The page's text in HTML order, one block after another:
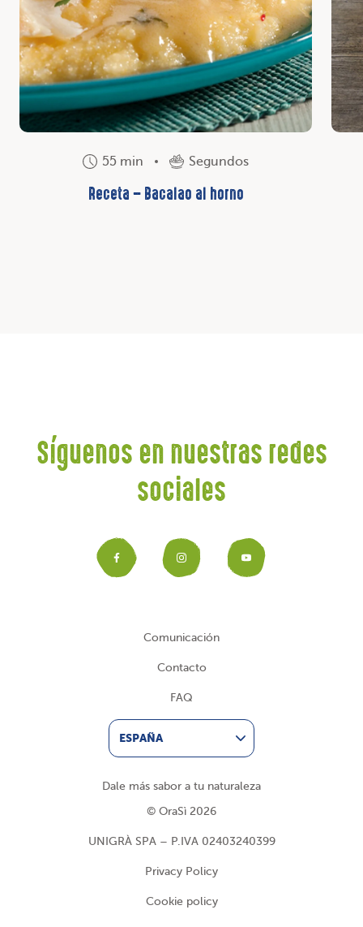
55 min Segundos
Receta – Bacalao al horno
Síguenos en nuestras redes
sociales
Facebook
Instagram
Comunicación
Contacto
FAQ
ESPAÑA
Dale más sabor a tu naturaleza
© OraSì 2026
UNIGRÀ SPA – P.IVA 02403240399
Privacy Policy
Cookie policy